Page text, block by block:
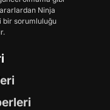
Ninja
bir sorumluluğu